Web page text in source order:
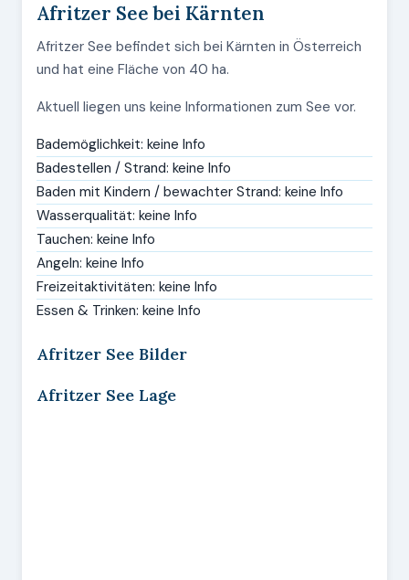
Afritzer See bei Kärnten
Afritzer See befindet sich bei Kärnten in Österreich
und hat eine Fläche von 40 ha.
Aktuell liegen uns keine Informationen zum See vor.
Bademöglichkeit: keine Info
Badestellen / Strand: keine Info
Baden mit Kindern / bewachter Strand: keine Info
Wasserqualität: keine Info
Tauchen: keine Info
Angeln: keine Info
Freizeitaktivitäten: keine Info
Essen & Trinken: keine Info
Afritzer See Bilder
Afritzer See Lage